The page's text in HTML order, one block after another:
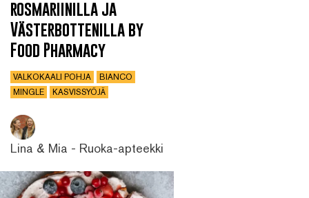
rosmariinilla ja
Västerbottenilla by
Food Pharmacy
VALKOKAALI POHJA
BIANCO
MINGLE
KASVISSYÖJÄ
Lina & Mia - Ruoka-apteekki